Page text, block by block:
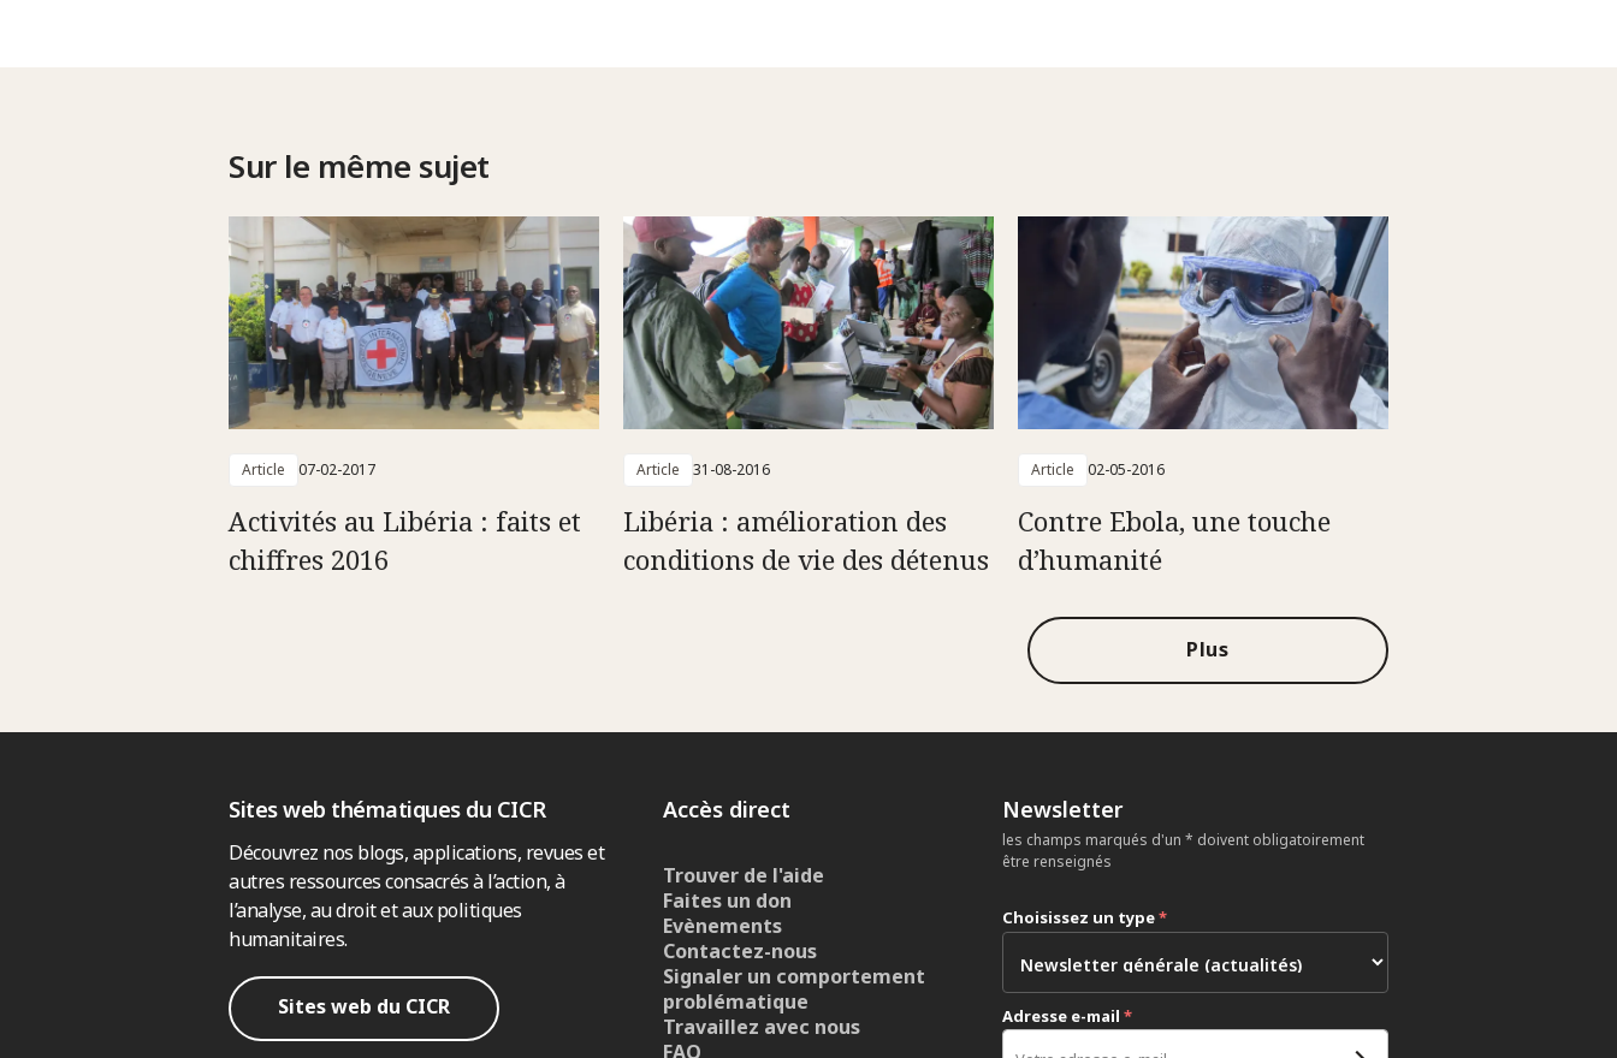
Sur le même sujet
Article 07-02-2017
Activités au Libéria : faits et
chiffres 2016
Article 31-08-2016
Libéria : amélioration des
conditions de vie des détenus
Article 02-05-2016
Contre Ebola, une touche
d’humanité
Plus
Sites web thématiques du CICR
Découvrez nos blogs, applications, revues et
autres ressources consacrés à l’action, à
l’analyse, au droit et aux politiques
humanitaires.
Sites web du CICR
Accès direct
Trouver de l'aide
Faites un don
Evènements
Contactez-nous
Signaler un comportement
problématique
Travaillez avec nous
FAQ
Newsletter
les champs marqués d'un * doivent obligatoirement
être renseignés
Choisissez un type*
Adresse e-mail *